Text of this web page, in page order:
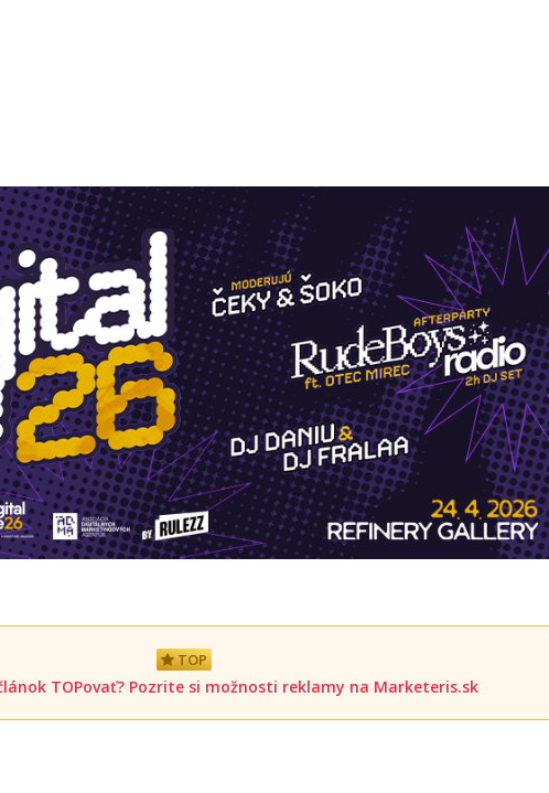
TOP
TOPovať? Pozrite si možnosti reklamy na Marketeris.sk